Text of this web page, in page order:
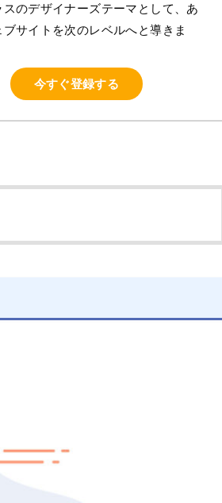
スのデザイナーズテーマとして、あ
ブサイトを次のレベルへと導きま
今すぐ登録する